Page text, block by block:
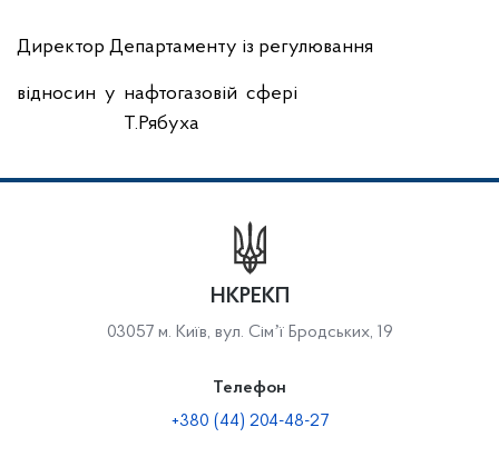
Директор Департаменту із регулювання
відносин у нафтогазовій сфері
Т.Рябуха
НКРЕКП
03057 м. Київ, вул. Сімʼї Бродських, 19
Телефон
+380 (44) 204-48-27